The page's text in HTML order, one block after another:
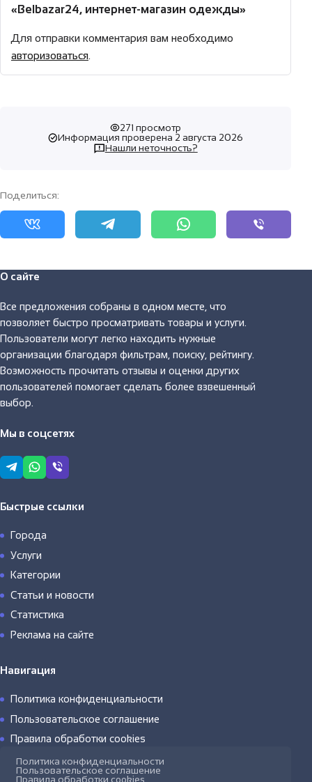
«Belbazar24, интернет-магазин одежды»
Для отправки комментария вам необходимо
авторизоваться.
271 просмотр
Информация проверена 2 августа 2026
Нашли неточность?
Поделиться:
О сайте
Все предложения собраны в одном месте, что
позволяет быстро просматривать товары и услуги.
Пользователи могут легко находить нужные
организации благодаря фильтрам, поиску, рейтингу.
Возможность прочитать отзывы и оценки других
пользователей помогает сделать более взвешенный
выбор.
Мы в соцсетях
Быстрые ссылки
Города
Услуги
Категории
Статьи и новости
Статистика
Реклама на сайте
Навигация
Политика конфиденциальности
Пользовательское соглашение
Правила обработки cookies
Политика конфиденциальности
Пользовательское соглашение
Правила обработки cookies